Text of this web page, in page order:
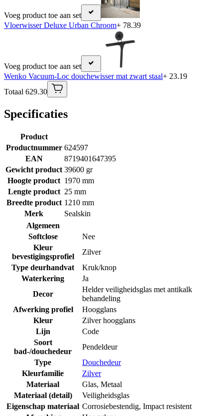
Voeg product toe aan set
Vloerwisser Deluxe Urban Chroom+ 78.39
Voeg product toe aan set
Wenko Vacuum-Loc douchewisser mat zwart staal+ 23.19
Totaal 629.30
Specificaties
Product
Productnummer 624597
EAN
8719401647395
Gewicht product 39600 gr
Hoogte product 1970 mm
Lengte product 25 mm
Breedte product 1210 mm
Merk
Sealskin
Algemeen
Softclose
Nee
Kleur
bevestigingsprofiel
Zilver
Type deurhandvat
Kruk/knop
Waterkering
Ja
Decor
Helder veiligheidsglas met antikalk
behandeling
Afwerking profiel
Hoogglans
Kleur
Zilver hoogglans
Lijn
Code
Soort
bad-/douchedeur
Pendeldeur
Type
Douchedeur
Kleurfamilie
Zilver
Materiaal
Glas, Metaal
Materiaal (detail)
Veiligheidsglas
Eigenschap materiaal Corrosiebestendig, Impact resistent